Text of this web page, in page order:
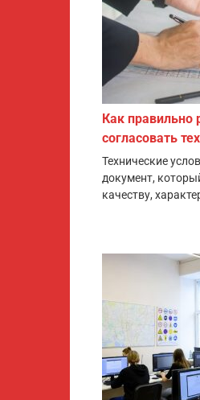
Как правильно
согласовать
Технические
документ,
качеству,